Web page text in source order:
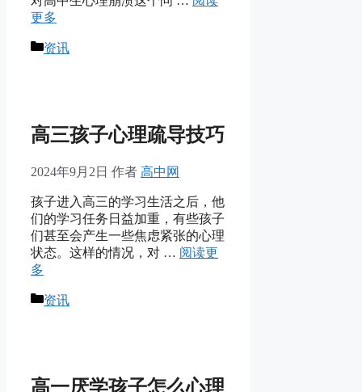
更多
分
资讯
高三孩子心理疏导技巧
2024年9月2日 作者 高中网
孩子进入高三的学习生活之后，他
们的学习任务日益加重，有些孩子
们甚至会产生一些焦虑紧张的心理
状态。这样的情况，对 … 阅读更
多
分
资讯
高一厌学孩子怎么心理